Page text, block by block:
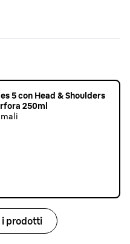
5 con Head & Shoulders
250ml
prodotti